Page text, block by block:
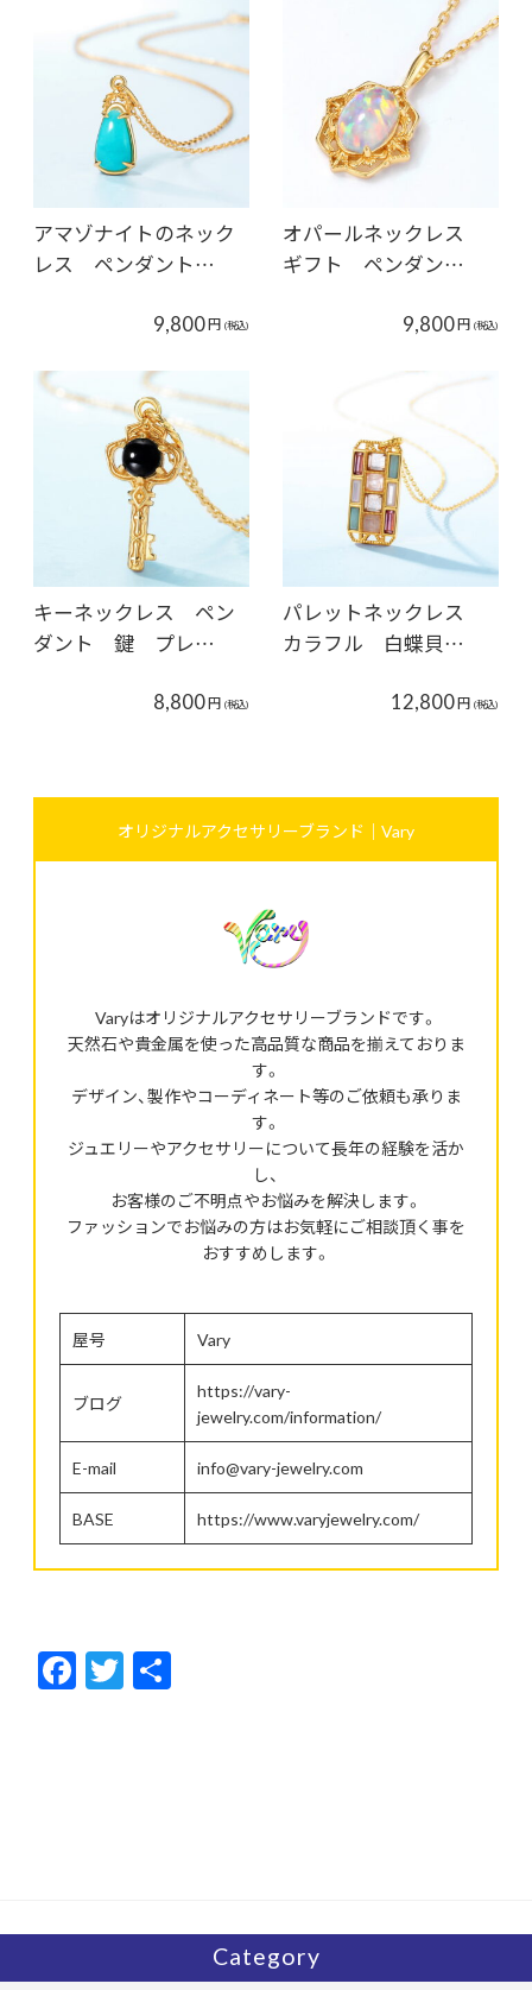
アマゾナイトのネック
レス ペンダント…
9,800円 (税込)
オパールネックレス
ギフト ペンダン…
9,800円 (税込)
キーネックレス ペン
ダント 鍵 プレ…
8,800円 (税込)
パレットネックレス
カラフル 白蝶貝…
12,800円 (税込)
オリジナルアクセサリーブランド｜Vary
Varyはオリジナルアクセサリーブランドです。
天然石や貴金属を使った高品質な商品を揃えておりま
す。
デザイン、製作やコーディネート等のご依頼も承りま
す。
ジュエリーやアクセサリーについて長年の経験を活か
し、
お客様のご不明点やお悩みを解決します。
ファッションでお悩みの方はお気軽にご相談頂く事を
おすすめします。
屋号 Vary
ブログ
https://vary-
jewelry.com/information/
E-mail info@vary-jewelry.com
BASE https://www.varyjewelry.com/
F
ac
T
w
Category